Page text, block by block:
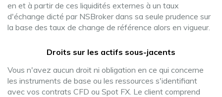
en et à partir de ces liquidités externes à un taux
d'échange dicté par NSBroker dans sa seule prudence sur
la base des taux de change de référence alors en vigueur.
Droits sur les actifs sous-jacents
Vous n'avez aucun droit ni obligation en ce qui concerne
les instruments de base ou les ressources s'identifiant
avec vos contrats CFD ou Spot FX. Le client comprend